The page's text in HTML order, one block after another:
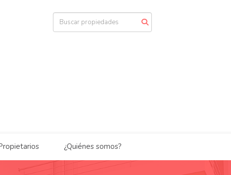
¿Quiénes somos?